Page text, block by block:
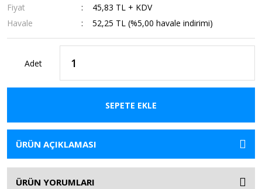
Fiyat
45,83 TL + KDV
Havale
52,25 TL (%5,00 havale indirimi)
Adet
SEPETE EKLE
ÜRÜN AÇIKLAMASI
ÜRÜN YORUMLARI